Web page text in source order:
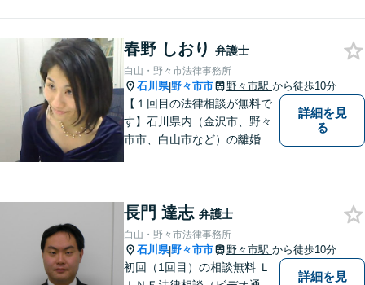
軽にご相談ください。土日祝
も対応可能です。【法テラス
可】
春野 しおり 弁護士
白山・野々市法律事務所
石川県|野々市市 野々市駅 から徒歩10分
【１回目の法律相談が無料で
す】石川県内（金沢市、野々
市市、白山市など）の離婚、
のお悩みも、女性の弁護士が
相談にのることができます。
【女性弁護士在籍】
詳細を見
る
長門 達志 弁護士
白山・野々市法律事務所
石川県|野々市市 野々市駅 から徒歩10分
初回（1回目）の相談無料 Ｌ
詳細を見